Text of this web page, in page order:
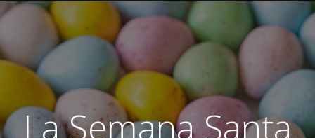
La Semana Santa